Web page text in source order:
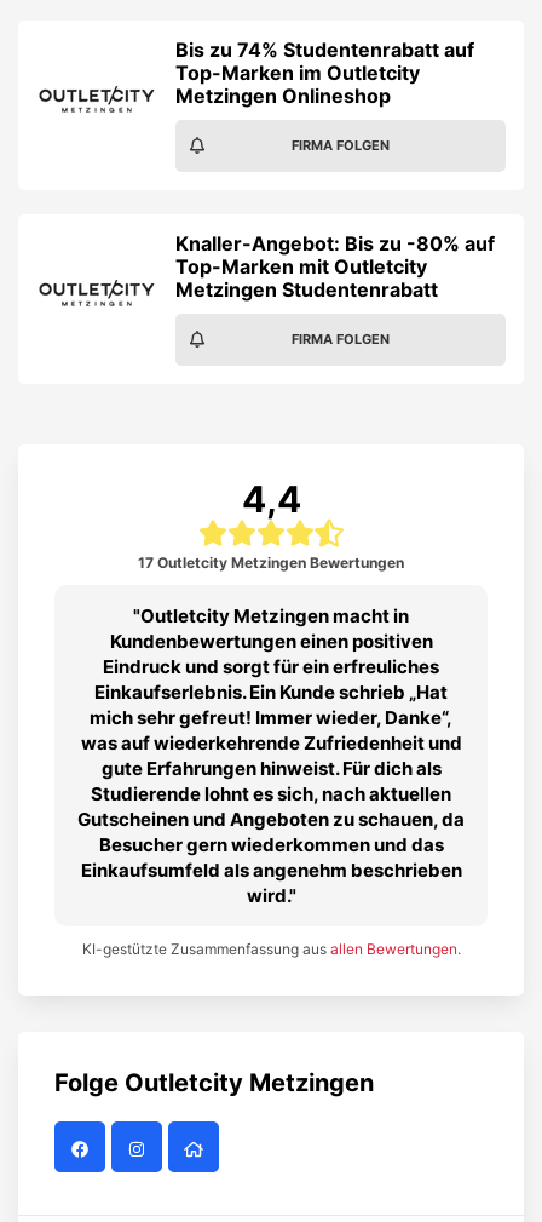
Bis zu 74% Studentenrabatt auf
Top-Marken im Outletcity
Metzingen Onlineshop
FIRMA FOLGEN
Knaller-Angebot: Bis zu -80% auf
Top-Marken mit Outletcity
Metzingen Studentenrabatt
FIRMA FOLGEN
4,4
17 Outletcity Metzingen Bewertungen
Outletcity Metzingen macht in
Kundenbewertungen einen positiven
Eindruck und sorgt für ein erfreuliches
Einkaufserlebnis. Ein Kunde schrieb „Hat
mich sehr gefreut! Immer wieder, Danke“,
was auf wiederkehrende Zufriedenheit und
gute Erfahrungen hinweist. Für dich als
Studierende lohnt es sich, nach aktuellen
Gutscheinen und Angeboten zu schauen, da
Besucher gern wiederkommen und das
Einkaufsumfeld als angenehm beschrieben
wird.
KI-gestützte Zusammenfassung aus allen Bewertungen.
Folge Outletcity Metzingen